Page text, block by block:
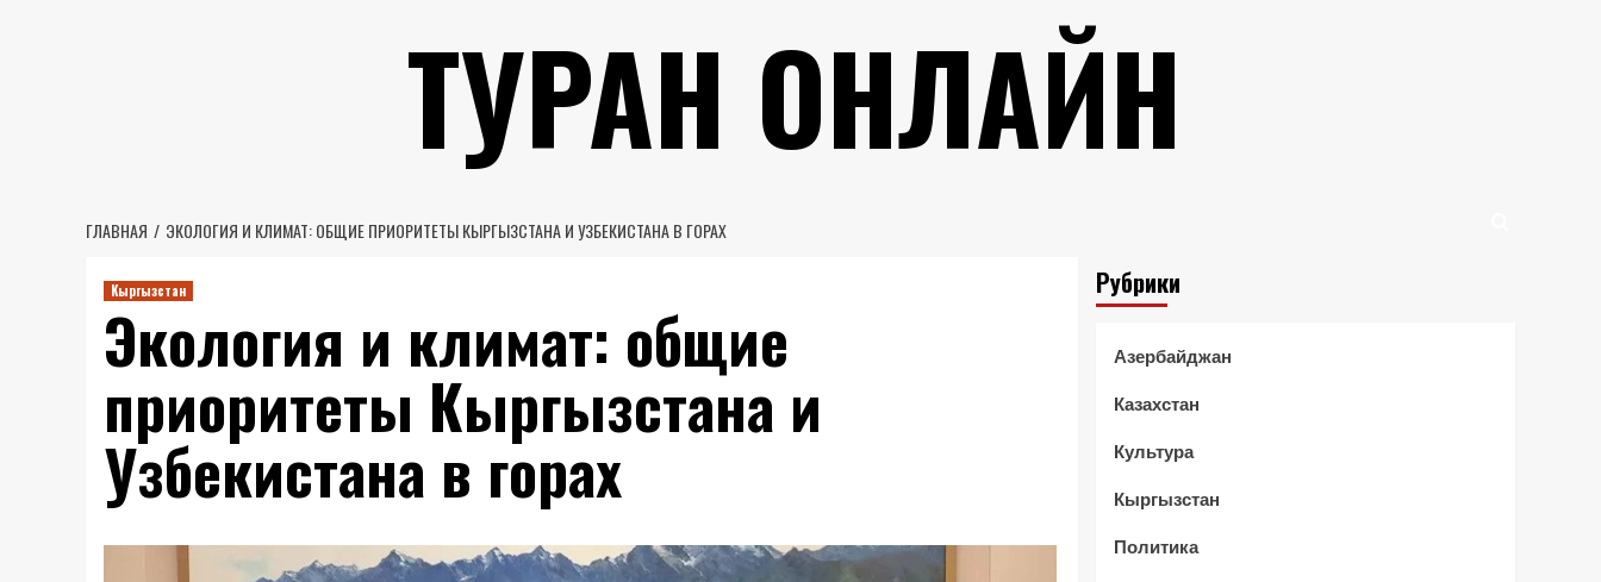
ТУРАН ОНЛАЙН
ГЛАВНАЯ ЭКОЛОГИЯ И КЛИМАТ: ОБЩИЕ ПРИОРИТЕТЫ КЫРГЫЗСТАНА И УЗБЕКИСТАНА В ГОРАХ
Кыргызстан
Экология и климат: общие
приоритеты Кыргызстана и
Узбекистана в горах
Рубрики
Азербайджан
Казахстан
Культура
Кыргызстан
Политика